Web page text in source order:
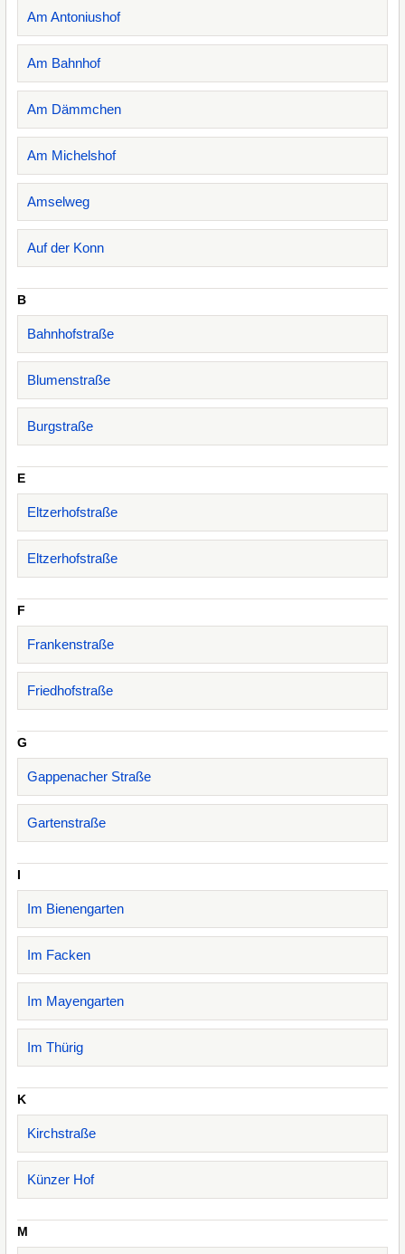
Am Antoniushof
Am Bahnhof
Am Dämmchen
Am Michelshof
Amselweg
Auf der Konn
B
Bahnhofstraße
Blumenstraße
Burgstraße
E
Eltzerhofstraße
Eltzerhofstraße
F
Frankenstraße
Friedhofstraße
G
Gappenacher Straße
Gartenstraße
I
Im Bienengarten
Im Facken
Im Mayengarten
Im Thürig
K
Kirchstraße
Künzer Hof
M